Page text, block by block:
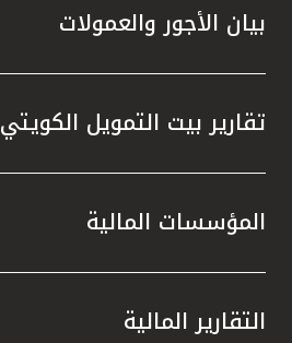
بيان الأجور والعمولات
تقارير بيت التمويل الكويتي
المؤسسات المالية
التقارير المالية